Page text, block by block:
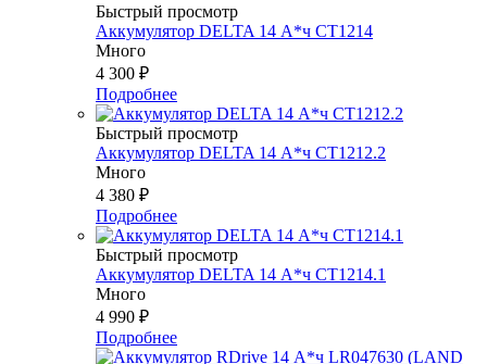
Быстрый просмотр
Аккумулятор DELTA 14 А*ч CT1214
Много
4 300 ₽
Подробнее
Быстрый просмотр
Аккумулятор DELTA 14 А*ч СТ1212.2
Много
4 380 ₽
Подробнее
Быстрый просмотр
Аккумулятор DELTA 14 А*ч СТ1214.1
Много
4 990 ₽
Подробнее